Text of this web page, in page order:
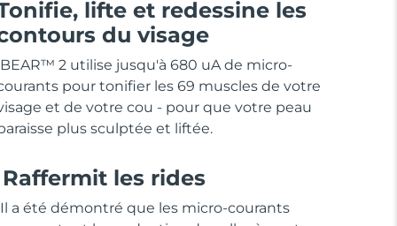
lifte et redessine les
du visage
2 utilise jusqu'à 680 uA de micro-
pour tonifier les 69 muscles de votre
et de votre cou - pour que votre peau
plus sculptée et liftée.
les rides
a été démontré que les micro-courants